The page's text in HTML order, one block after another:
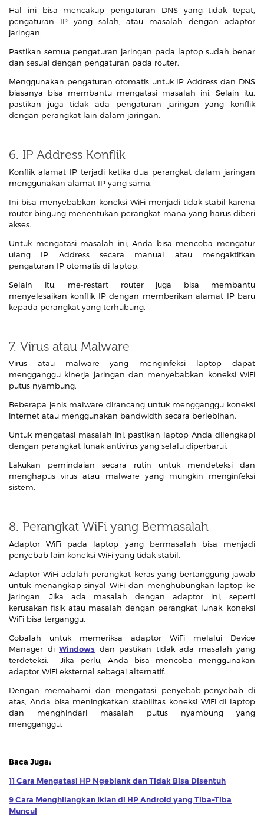
Hal ini bisa mencakup pengaturan DNS yang tidak tepat,
pengaturan IP yang salah, atau masalah dengan adaptor
jaringan.
Pastikan semua pengaturan jaringan pada laptop sudah benar
dan sesuai dengan pengaturan pada router.
Menggunakan pengaturan otomatis untuk IP Address dan DNS
biasanya bisa membantu mengatasi masalah ini. Selain itu,
pastikan juga tidak ada pengaturan jaringan yang konflik
dengan perangkat lain dalam jaringan.
6. IP Address Konflik
Konflik alamat IP terjadi ketika dua perangkat dalam jaringan
menggunakan alamat IP yang sama.
Ini bisa menyebabkan koneksi WiFi menjadi tidak stabil karena
router bingung menentukan perangkat mana yang harus diberi
akses.
Untuk mengatasi masalah ini, Anda bisa mencoba mengatur
ulang IP Address secara manual atau mengaktifkan
pengaturan IP otomatis di laptop.
Selain itu, me-restart router juga bisa membantu
menyelesaikan konflik IP dengan memberikan alamat IP baru
kepada perangkat yang terhubung.
7. Virus atau Malware
Virus atau malware yang menginfeksi laptop dapat
mengganggu kinerja jaringan dan menyebabkan koneksi WiFi
putus nyambung.
Beberapa jenis malware dirancang untuk mengganggu koneksi
internet atau menggunakan bandwidth secara berlebihan.
Untuk mengatasi masalah ini, pastikan laptop Anda dilengkapi
dengan perangkat lunak antivirus yang selalu diperbarui.
Lakukan pemindaian secara rutin untuk mendeteksi dan
menghapus virus atau malware yang mungkin menginfeksi
sistem.
8. Perangkat WiFi yang Bermasalah
Adaptor WiFi pada laptop yang bermasalah bisa menjadi
penyebab lain koneksi WiFi yang tidak stabil.
Adaptor WiFi adalah perangkat keras yang bertanggung jawab
untuk menangkap sinyal WiFi dan menghubungkan laptop ke
jaringan. Jika ada masalah dengan adaptor ini, seperti
kerusakan fisik atau masalah dengan perangkat lunak, koneksi
WiFi bisa terganggu.
Cobalah untuk memeriksa adaptor WiFi melalui Device
Manager di Windows dan pastikan tidak ada masalah yang
terdeteksi. Jika perlu, Anda bisa mencoba menggunakan
adaptor WiFi eksternal sebagai alternatif.
Dengan memahami dan mengatasi penyebab-penyebab di
atas, Anda bisa meningkatkan stabilitas koneksi WiFi di laptop
dan menghindari masalah putus nyambung yang
mengganggu.
Baca Juga:
11 Cara Mengatasi HP Ngeblank dan Tidak Bisa Disentuh
9 Cara Menghilangkan Iklan di HP Android yang Tiba-Tiba
Muncul